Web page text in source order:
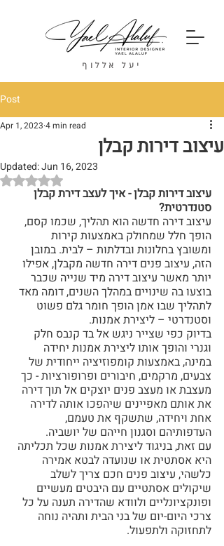
יעל אללוף
Post
עיצוב דירות קבלן
Apr 1, 2023 4 min read
Updated:Jun 16, 2023
Rated NaN out of 5 stars.
עיצוב דירות קבלן - איך לעצב דירת קבלן
סטנדרטית?
עיצוב דירה חדשה הוא תהליך, שכמו קסם,
הופך חלל שמחולק באמצעות קירות
ומשובץ בחלונות ובדלתות – לבית. במובן
הזה, עיצוב פנים דירה חדשה מקבלן, אפילו
יותר מאשר עיצוב דירה מיד שנייה שכבר
בוצעו בה שינויים במהלך השנים, דומה מאד
לתהליך שבו אמן הופך חומר גלם פשוט
וסטנדרטי – ליצירת אמנות.
בדיוק כפי שצייר ניגש אל בד קנבס חלק
וגנרי והופך אותו ליצירת אמנות יחידה
במינה, באמצעות קומפוזיציה ייחודית של
צבעים, מרקמים, חיבורים ופרופורציות - כך
מעצבת או מעצב פנים יוצקים אל תוך דירה
את אותם מאפיינים שיהפכו אותה לדירה
אחת ויחידה, שתשקף את טעמם,
העדפותיהם וסגנון חייהם של יושביה.
עם זאת, בניגוד ליצירת אמנות שכל תכליתה
היא אסתטית או שנועדה לבטא אמירה
כלשהי, עיצוב פנים חכם צריך לשלב
שיקולים אסתטיים עם היבטים מעשיים
ופונקציונליים ולוודא שהדירה תענה על כל
צרכי היום-יום של בני הבית ותהיה נוחה
לתחזוקה ולתפעול.